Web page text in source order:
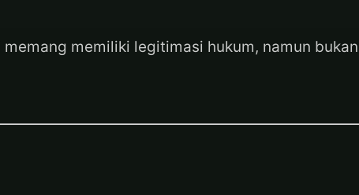
memiliki legitimasi hukum, namun bukan